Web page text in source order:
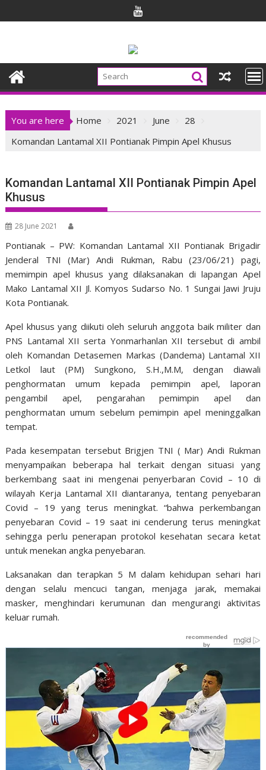
to
You are here Home 2021 June
28
Komandan Lantamal XII Pontianak Pimpin Apel Khusus
Komandan Lantamal XII Pontianak Pimpin Apel
Khusus
28 June 2021
Pontianak – PW: Komandan Lantamal XII Pontianak Brigadir
Jenderal TNI (Mar) Andi Rukman, Rabu (23/06/21) pagi,
memimpin apel khusus yang dilaksanakan di lapangan Apel
Mako Lantamal XII Jl. Komyos Sudarso No. 1 Sungai Jawi Jruju
Kota Pontianak.
Apel khusus yang diikuti oleh seluruh anggota baik militer dan
PNS Lantamal XII serta Yonmarhanlan XII tersebut di ambil
oleh Komandan Detasemen Markas (Dandema) Lantamal XII
Letkol laut (PM) Sungkono, S.H.,M.M, dengan diawali
penghormatan umum kepada pemimpin apel, laporan
pengambil apel, pengarahan pemimpin apel dan
penghormatan umum sebelum pemimpin apel meninggalkan
tempat.
Pada kesempatan tersebut Brigjen TNI ( Mar) Andi Rukman
menyampaikan beberapa hal terkait dengan situasi yang
berkembang saat ini mengenai penyerbaran Covid – 10 di
wilayah Kerja Lantamal XII diantaranya, tentang penyebaran
Covid – 19 yang terus meningkat. “bahwa perkembangan
penyebaran Covid – 19 saat ini cenderung terus meningkat
sehingga perlu penerapan protokol kesehatan secara ketat
untuk menekan angka penyebaran.
Laksanakan dan terapkan 5 M dalam kehidupan sehari hari
dengan selalu mencuci tangan, menjaga jarak, memakai
masker, menghindari kerumunan dan mengurangi aktivitas
keluar rumah.